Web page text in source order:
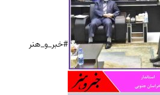
#خبر_و_هنر